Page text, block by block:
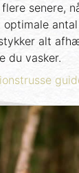
senere,
optimale
alt
du vasker.